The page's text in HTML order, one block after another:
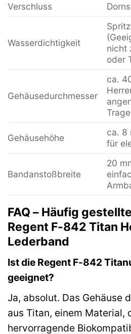
Verschluss
Wasserdichtigkeit
nicht
oder
Gehäusedurchmesser
ca.
Gehäusehöhe
ca. 8
für
Bandanstoßbreite
20
FAQ – Häufig
Regent F-842 Titan
Lederband
Ist die Regent F-842
geeignet?
Ja, absolut. Das Gehäuse
aus Titan, einem Material,
hervorragende